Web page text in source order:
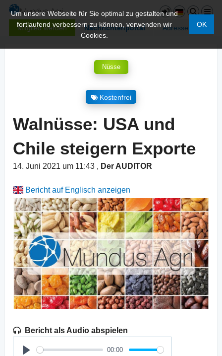
Mitglied werden Nachrichtenportal Adressen
Um unsere Webseite für Sie optimal zu gestalten und
fortlaufend verbessern zu können, verwenden wir
Cookies.
OK
Nüsse
Kostenfrei
Walnüsse: USA und
Chile steigern Exporte
14. Juni 2021 um 11:43 , Der AUDITOR
Bericht auf Englisch anzeigen
Bericht als Audio abspielen
00:00